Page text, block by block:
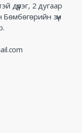
дүүрэг, 2 дугаар
зүүн